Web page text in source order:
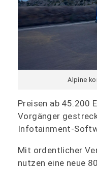
Alpine
Preisen ab 45.200
Vorgänger
Infotainment-
Mit ordentlicher
nutzen eine neue